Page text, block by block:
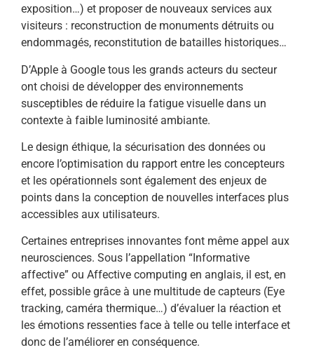
exposition…) et proposer de nouveaux services aux
visiteurs : reconstruction de monuments détruits ou
endommagés, reconstitution de batailles historiques…
D’Apple à Google tous les grands acteurs du secteur
ont choisi de développer des environnements
susceptibles de réduire la fatigue visuelle dans un
contexte à faible luminosité ambiante.
Le design éthique, la sécurisation des données ou
encore l’optimisation du rapport entre les concepteurs
et les opérationnels sont également des enjeux de
points dans la conception de nouvelles interfaces plus
accessibles aux utilisateurs.
Certaines entreprises innovantes font même appel aux
neurosciences. Sous l’appellation “Informative
affective” ou Affective computing en anglais, il est, en
effet, possible grâce à une multitude de capteurs (Eye
tracking, caméra thermique…) d’évaluer la réaction et
les émotions ressenties face à telle ou telle interface et
donc de l’améliorer en conséquence.